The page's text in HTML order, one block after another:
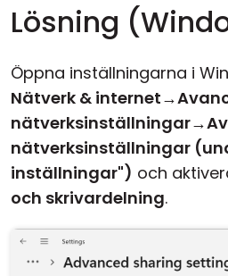
Lösning
Öppna inställningarna i
Nätverk & internet→
nätverksinställningar→
nätverksinställningar
inställningar") och
och skrivardelning.